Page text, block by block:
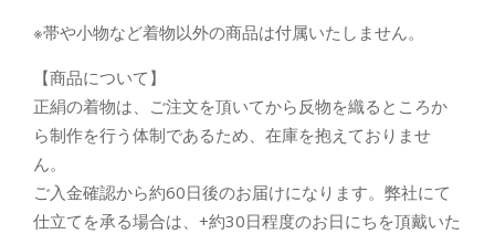
※帯や小物など着物以外の商品は付属いたしません。
【商品について】
正絹の着物は、ご注文を頂いてから反物を織るところか
ら制作を行う体制であるため、在庫を抱えておりませ
ん。
ご入金確認から約60日後のお届けになります。弊社にて
仕立てを承る場合は、+約30日程度のお日にちを頂戴いた